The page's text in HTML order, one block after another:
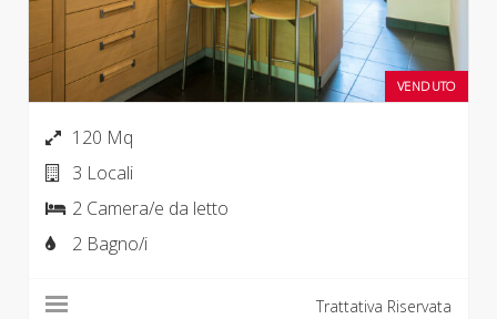
VENDUTO
120 Mq
3 Locali
2 Camera/e da letto
2 Bagno/i
Trattativa Riservata